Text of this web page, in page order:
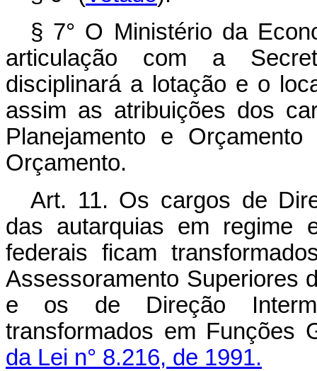
§ 7° O Ministério da
articulação com a
disciplinará a lotação e o
assim as atribuições dos
Planejamento e
Orçamento.
Art. 11. Os cargos de
das autarquias em regime
federais ficam
Assessoramento Superiores
e os de Direção
transformados em Funções
da Lei n° 8.216, de 1991.